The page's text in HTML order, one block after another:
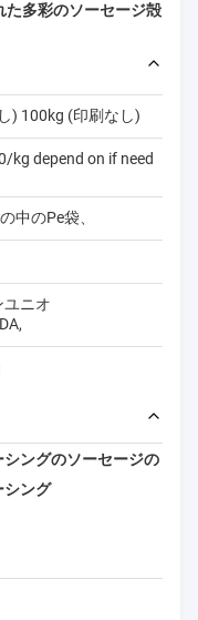
た多彩のソーセージ殻
) 100kg (印刷なし)
kg depend on if need
中のPe袋、
ユニオ
ングのソーセージの
シング